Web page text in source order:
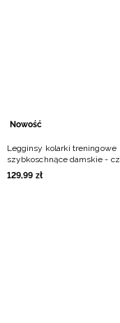
Nowość
Legginsy kolarki treningowe
szybkoschnące damskie -
129,99 zł